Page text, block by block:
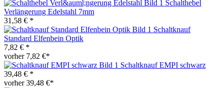
Schalthebel
Verlängerung Edelstahl 7mm
31,58 € *
Schaltknauf
Standard Elfenbein Optik
7,82 € *
vorher 7,82 €*
Schaltknauf EMPI schwarz
39,48 € *
vorher 39,48 €*